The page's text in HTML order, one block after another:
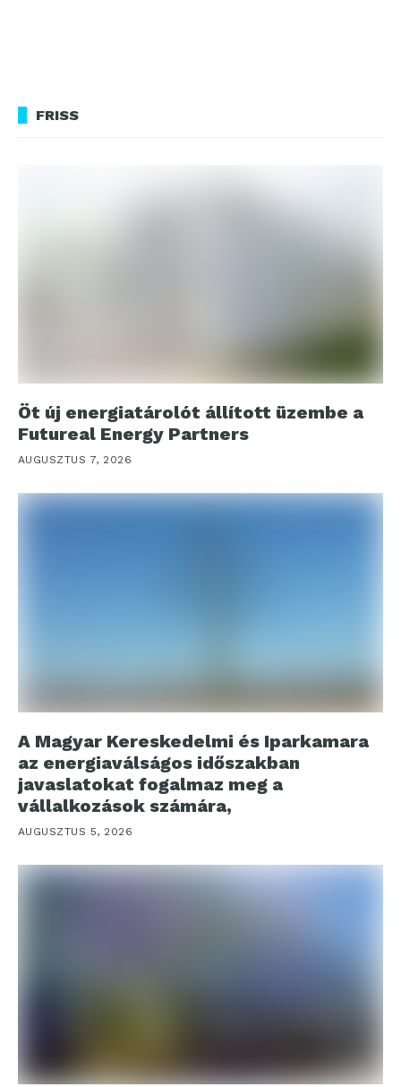
FRISS
Öt új energiatárolót állított üzembe a
Futureal Energy Partners
AUGUSZTUS 7, 2026
A Magyar Kereskedelmi és Iparkamara
az energiaválságos időszakban
javaslatokat fogalmaz meg a
vállalkozások számára,
AUGUSZTUS 5, 2026